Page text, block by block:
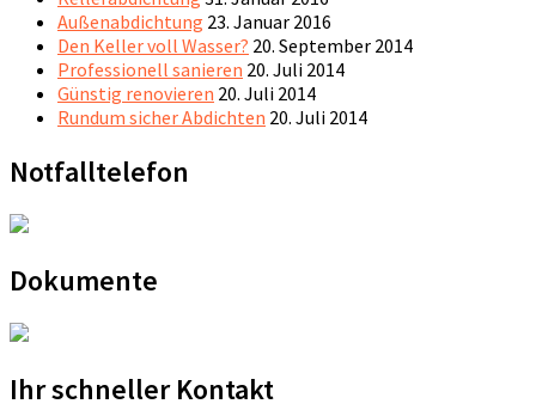
Außenabdichtung 23. Januar 2016
Den Keller voll Wasser? 20. September 2014
Professionell sanieren 20. Juli 2014
Günstig renovieren 20. Juli 2014
Rundum sicher Abdichten 20. Juli 2014
Notfalltelefon
Dokumente
Ihr schneller Kontakt